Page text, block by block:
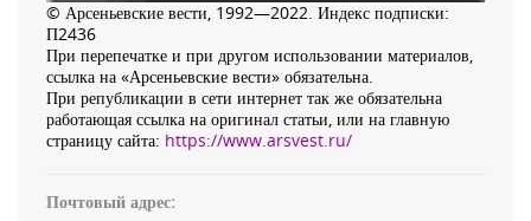
© Арсеньевские вести, 1992—2022. Индекс подписки:
П2436
При перепечатке и при другом использовании материалов,
ссылка на «Арсеньевские вести» обязательна.
При републикации в сети интернет так же обязательна
работающая ссылка на оригинал статьи, или на главную
страницу сайта: https://www.arsvest.ru/
Почтовый адрес: